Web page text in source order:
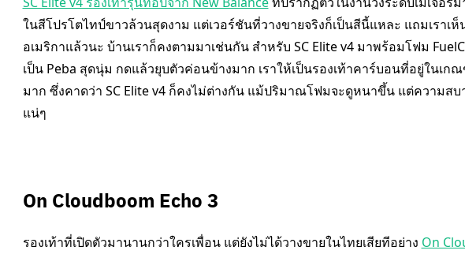
ในสีโปรโตไทป์ขาวล้วนสุดงาม แต่เวอร์ชันที่วางขายจริงก็เป็นสีนี้แหละ แถมเราเห็
อเมริกาแล้วนะ บ้านเราก็คงตามมาเช่นกัน สำหรับ SC Elite v4 มาพร้อมโฟม
เป็น Peba สุดนุ่ม กดแล้วยุบตัวค่อนข้างมาก เราให้เป็นรองเท้าคาร์บอนที่อยู่ในเกณ
มาก ซึ่งคาดว่า SC Elite v4 ก็คงไม่ต่างกัน แม้ปริมาณโฟมจะดูหนาขึ้น แต่ความสบ
แน่ๆ
On Cloudboom Echo 3
รองเท้าที่เปิดตัวมานานกว่าใครเพื่อน แต่ยังไม่ได้วางขายในไทยเสียทีอย่าง On